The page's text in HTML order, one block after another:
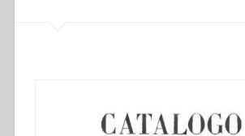
in
Valdocco,